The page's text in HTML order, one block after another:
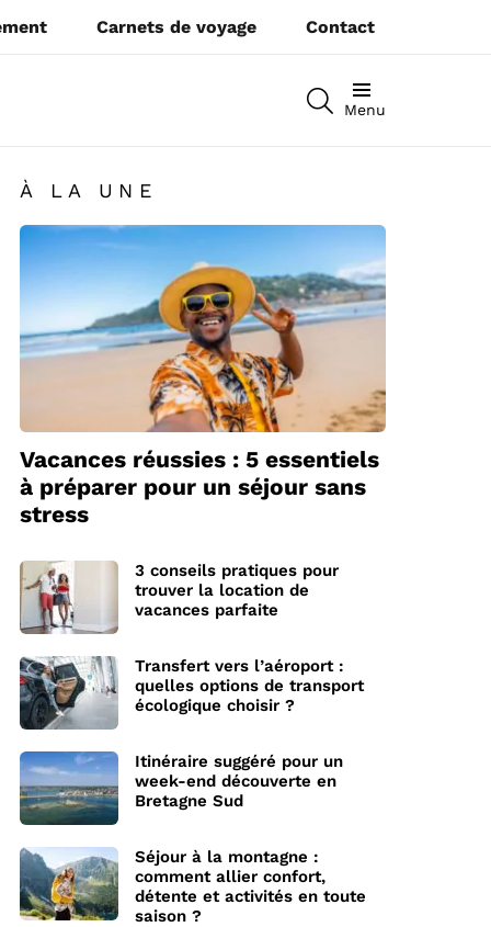
Carnets de voyage Contact
RECHERCHEZ
Menu
À LA UNE
Vacances réussies : 5 essentiels
à préparer pour un séjour sans
stress
3 conseils pratiques pour
trouver la location de
vacances parfaite
Transfert vers l’aéroport :
quelles options de transport
écologique choisir ?
Itinéraire suggéré pour un
week-end découverte en
Bretagne Sud
Séjour à la montagne :
comment allier confort,
détente et activités en toute
saison ?